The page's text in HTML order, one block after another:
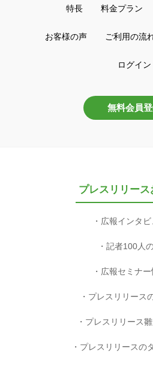
特長 料金プラン
お客様の声 ご利用の流
ログイン
無料会員
プレスリリース
広報インタビ
記者100人
広報セミナー
プレスリリース
プレスリリース
プレスリリースの